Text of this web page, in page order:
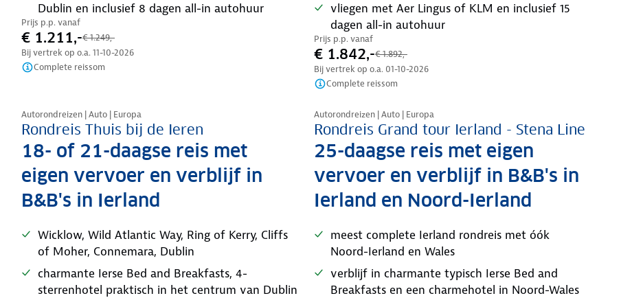
Dublin en inclusief 8 dagen all-in autohuur
Prijs p.p. vanaf
€ 1.211,-€ 1.249,-
Bij vertrek op o.a. 11-10-2026
Complete reissom
vliegen met Aer Lingus of KLM en inclusief 15
dagen all-in autohuur
Prijs p.p. vanaf
€ 1.842,-€ 1.892,-
Bij vertrek op o.a. 01-10-2026
Complete reissom
Autorondreizen | Auto | Europa
Rondreis Thuis bij de Ieren
18- of 21-daagse reis met
eigen vervoer en verblijf in
B&B's in Ierland
Wicklow, Wild Atlantic Way, Ring of Kerry, Cliffs
of Moher, Connemara, Dublin
charmante Ierse Bed and Breakfasts, 4-
sterrenhotel praktisch in het centrum van Dublin
Autorondreizen | Auto | Europa
Rondreis Grand tour Ierland - Stena Line
25-daagse reis met eigen
vervoer en verblijf in B&B's in
Ierland en Noord-Ierland
meest complete Ierland rondreis met óók
Noord-Ierland en Wales
verblijf in charmante typisch Ierse Bed and
Breakfasts en een charmehotel in Noord-Wales